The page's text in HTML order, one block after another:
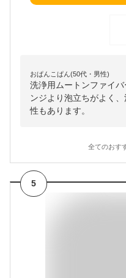
おぱんこぱん(50代・男性)
洗浄用ムートンファイ
ンジより泡立ちがよく
性もあります。
全てのおす
5